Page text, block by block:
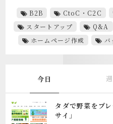
B2B CtoC・C2C
スタートアップ
Q&A
ホームページ作成
バ
今日
タダで野菜をプ
サイ」